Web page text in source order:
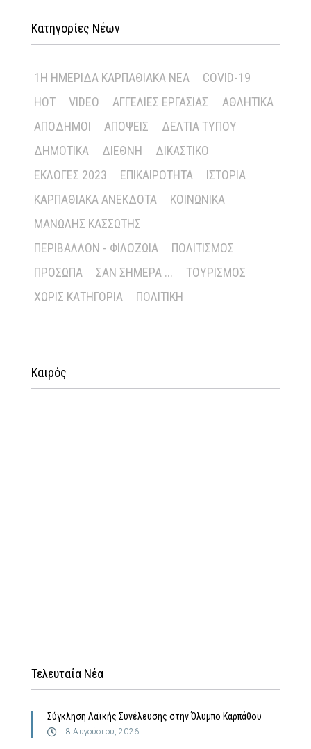
Κατηγορίες Νέων
1Η ΗΜΕΡΊΔΑ ΚΑΡΠΑΘΙΑΚΆ ΝΈΑ
COVID-19
HOT
VIDEO ΑΓΓΕΛΊΕΣ ΕΡΓΑΣΊΑΣ
ΑΘΛΗΤΙΚΆ
ΑΠΌΔΗΜΟΙ
ΑΠΌΨΕΙΣ
ΔΕΛΤΊΑ ΤΎΠΟΥ
ΔΗΜΟΤΙΚΆ
ΔΙΕΘΝΉ
ΔΙΚΑΣΤΙΚΌ
ΕΚΛΟΓΈΣ 2023
ΕΠΙΚΑΙΡΌΤΗΤΑ
ΙΣΤΟΡΊΑ
ΚΑΡΠΑΘΙΑΚΆ ΑΝΈΚΔΟΤΑ
ΚΟΙΝΩΝΙΚΆ
ΜΑΝΏΛΗΣ ΚΑΣΣΏΤΗΣ
ΠΕΡΙΒΆΛΛΟΝ - ΦΙΛΟΖΩΊΑ
ΠΟΛΙΤΙΣΜΌΣ
ΠΡΌΣΩΠΑ
ΣΑΝ ΣΉΜΕΡΑ ...
ΤΟΥΡΙΣΜΌΣ
ΧΩΡΊΣ ΚΑΤΗΓΟΡΊΑ
ΠΟΛΙΤΙΚΉ
Καιρός
Τελευταία Νέα
Σύγκληση Λαϊκής Συνέλευσης στην Όλυμπο Καρπάθου
8 Αυγούστου, 2026